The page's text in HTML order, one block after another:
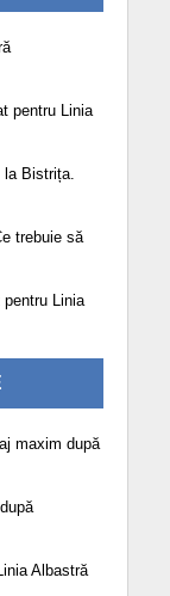
pentru Linia
la Bistrița.
trebuie să
Linia
maxim după
Albastră